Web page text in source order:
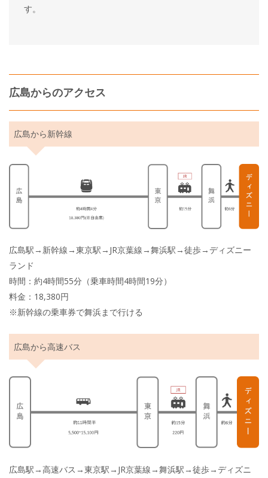
す。
広島からのアクセス
広島から新幹線
広島駅→新幹線→東京駅→JR京葉線→舞浜駅→徒歩→ディズニー
ランド
時間：約4時間55分（乗車時間4時間19分）
料金：18,380円
※新幹線の乗車券で舞浜まで行ける
広島から高速バス
広島駅→高速バス→東京駅→JR京葉線→舞浜駅→徒歩→ディズニ